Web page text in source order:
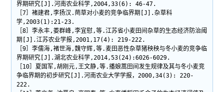
界期研究[J].河南农业科学,2004,33(6): 46-47.
［7］褚建君,李扬汉.菵草对小麦的竞争临界期[J].杂草科
学,2003(1):21-23.
［8］李永丰,娄群峰,李宜慰,等.江苏省小麦田间杂草的生态经济防治阈
期[J].江苏农业学报,2001,17(4): 219-222.
［9］李儒海,褚世海,魏守辉,等.麦田恶性杂草猪秧秧与冬小麦的竞争临
界期研究[J].湖北农业科学,2014,53(24):6026-6029.
［10］夏国军,胡刚元,王文静,等.播娘蒿田间发生规律及其与冬小麦竞
争临界期的初步研究[J].河南农业大学学报，2000,34(3): 220-
222.